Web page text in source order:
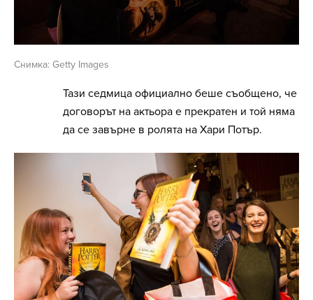
Снимка: Getty Images
Тази седмица официално беше съобщено, че
договорът на актьора е прекратен и той няма
да се завърне в ролята на Хари Потър.